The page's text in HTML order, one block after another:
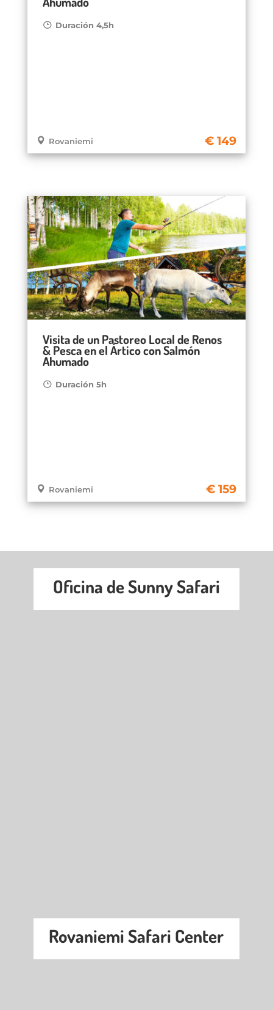
Duración 4,5h
Rovaniemi 149
Visita de un Pastoreo Local de Renos
& Pesca en el Ártico con Salmón
Ahumado
Duración 5h
Rovaniemi 159
Oficina de Sunny Safari
Rovaniemi Safari Center